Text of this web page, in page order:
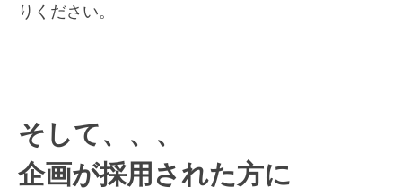
りください。
そして、、、
企画が採用された方に